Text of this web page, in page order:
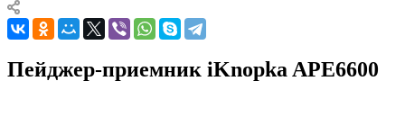
Пейджер-приемник iKnopka APE6600